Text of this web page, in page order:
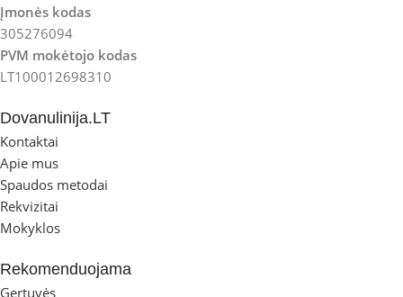
Įmonės kodas
305276094
PVM mokėtojo kodas
LT100012698310
Dovanulinija.LT
Kontaktai
Apie mus
Spaudos metodai
Rekvizitai
Mokyklos
Rekomenduojama
Gertuvės